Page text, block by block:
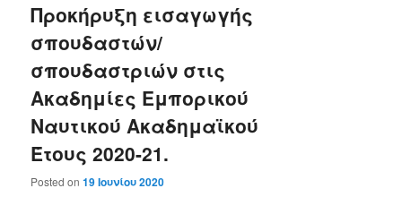
Προκήρυξη εισαγωγής
σπουδαστών/
σπουδαστριών στις
Ακαδημίες Εμπορικού
Ναυτικού Ακαδημαϊκού
Έτους 2020-21.
Posted on19 Ιουνίου 2020